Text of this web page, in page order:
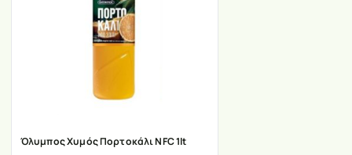
Όλυμπος Χυμός Πορτοκάλι NFC 1lt